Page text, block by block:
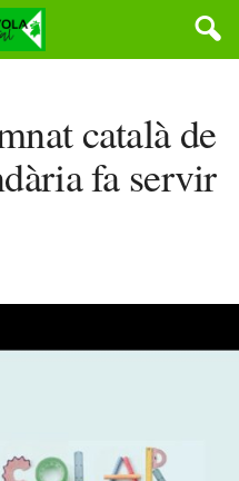
català de
fa servir